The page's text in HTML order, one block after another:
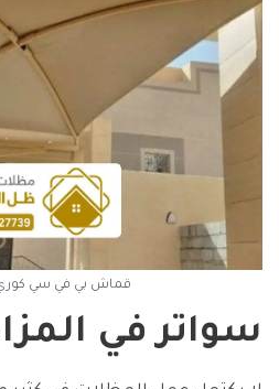
قماش بي في سي كوري
سواتر في